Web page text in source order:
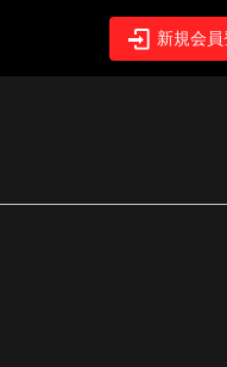
新規会